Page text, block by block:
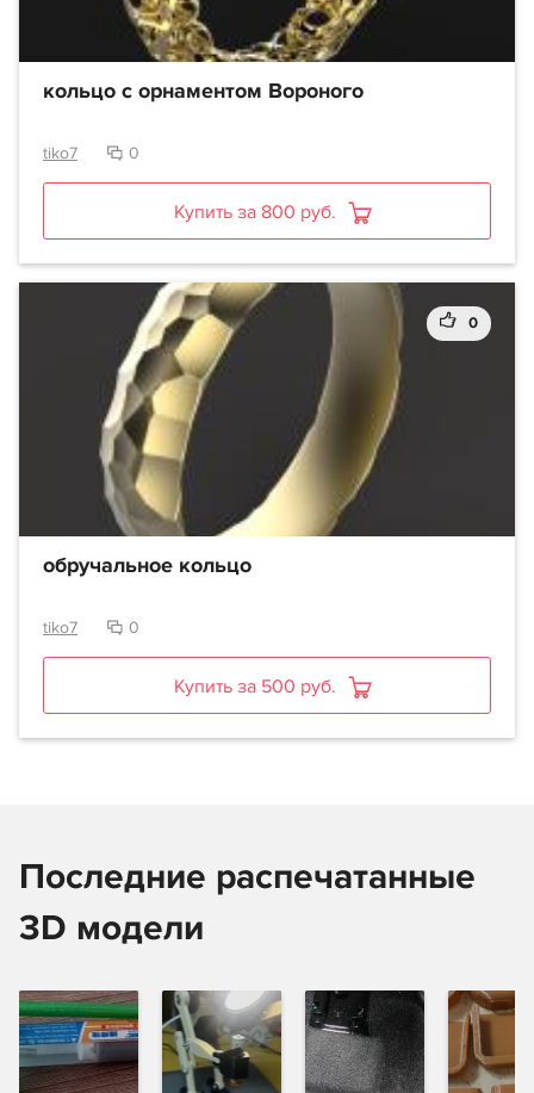
кольцо с орнаментом Вороного
tiko7 0
Купить за 800 руб.
0
обручальное кольцо
tiko7 0
Купить за 500 руб.
Последние распечатанные
3D модели